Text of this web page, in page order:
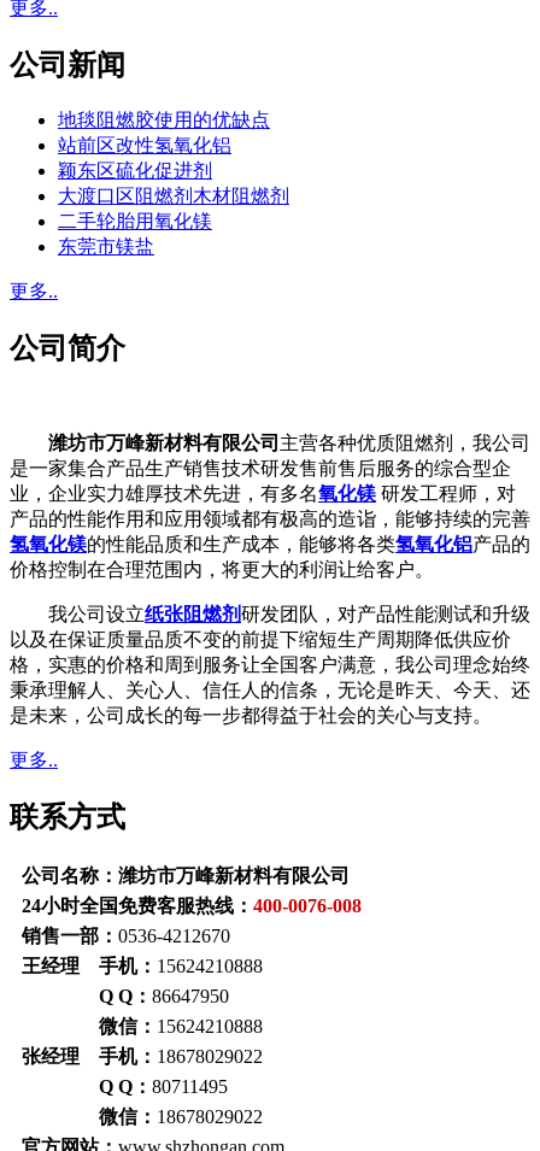
更多..
公司新闻
地毯阻燃胶使用的优缺点
站前区改性氢氧化铝
颖东区硫化促进剂
大渡口区阻燃剂木材阻燃剂
二手轮胎用氧化镁
东莞市镁盐
更多..
公司简介
潍坊市万峰新材料有限公司 主营各种优质阻燃剂，我公司
是一家集合产品生产销售技术研发售前售后服务的综合型企
业，企业实力雄厚技术先进，有多名氧化镁 研发工程师，对
产品的性能作用和应用领域都有极高的造诣，能够持续的完善
氢氧化镁的性能品质和生产成本，能够将各类氢氧化铝产品的
价格控制在合理范围内，将更大的利润让给客户。
我公司设立纸张阻燃剂研发团队，对产品性能测试和升级
以及在保证质量品质不变的前提下缩短生产周期降低供应价
格，实惠的价格和周到服务让全国客户满意，我公司理念始终
秉承理解人、关心人、信任人的信条，无论是昨天、今天、还
是未来，公司成长的每一步都得益于社会的关心与支持。
更多..
联系方式
公司名称：潍坊市万峰新材料有限公司
24小时全国免费客服热线： 400-0076-008
销售一部： 0536-4212670
王经理 手机： 15624210888
Q Q： 86647950
微信： 15624210888
张经理 手机： 18678029022
Q Q： 80711495
微信： 18678029022